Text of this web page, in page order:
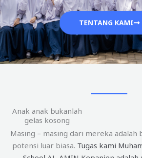
TENTANG KAMI
Anak anak bukanlah
gelas kosong
Masing – masing dari mereka adalah
potensi luar biasa. Tugas kami